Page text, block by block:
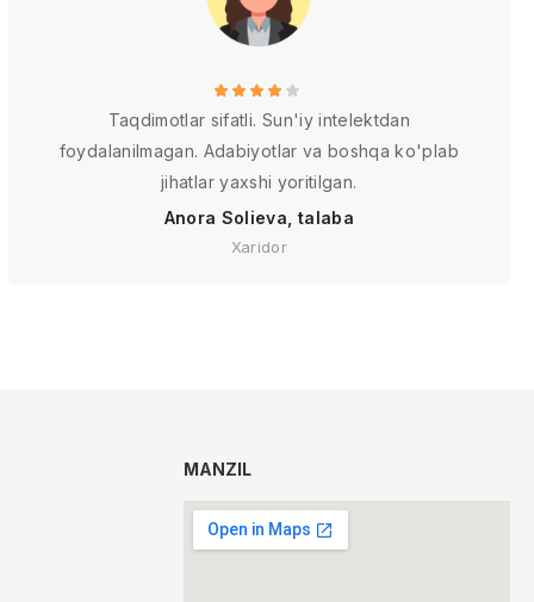
Taqdimotlar sifatli. Sun'iy intelektdan
foydalanilmagan. Adabiyotlar va boshqa ko'plab
jihatlar yaxshi yoritilgan.
Anora Solieva, talaba
Xaridor
MANZIL